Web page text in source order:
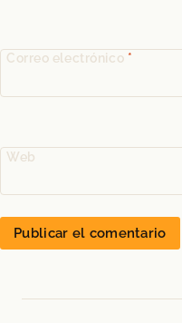
Correo electrónico *
Web